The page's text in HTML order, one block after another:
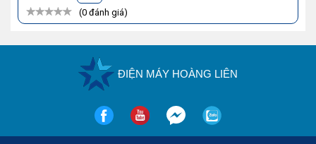
(0 đánh giá)
ĐIỆN MÁY HOÀNG LIÊN